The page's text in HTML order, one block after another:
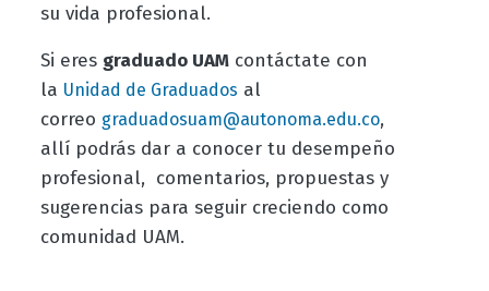
su vida profesional.
Si eres graduado UAMcontáctate con
la Unidad de Graduados al
correo graduadosuam@autonoma.edu.co,
allí podrás dar a conocer tu desempeño
profesional, comentarios, propuestas y
sugerencias para seguir creciendo como
comunidad UAM.